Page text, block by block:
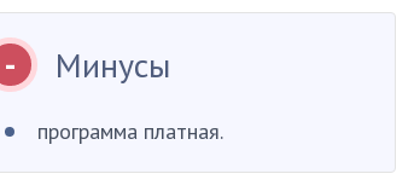
Минусы
программа платная.